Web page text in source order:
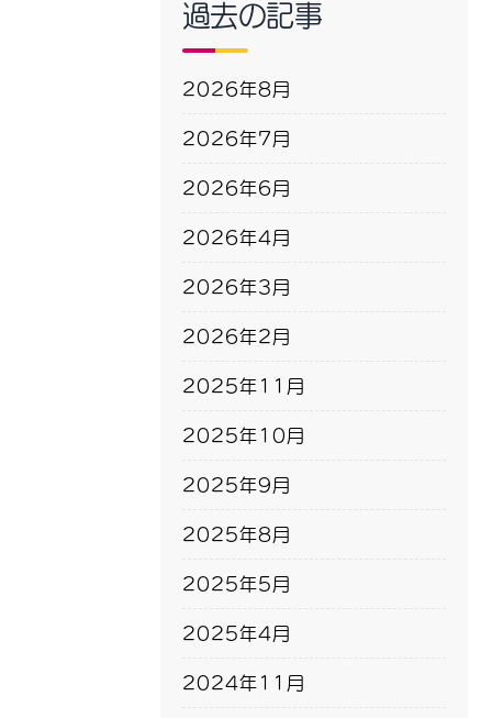
過去の記事
2026年8月
2026年7月
2026年6月
2026年4月
2026年3月
2026年2月
2025年11月
2025年10月
2025年9月
2025年8月
2025年5月
2025年4月
2024年11月